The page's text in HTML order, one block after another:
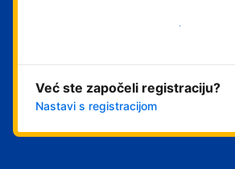
Započni odmah
Već ste započeli registraciju?
Nastavi s registracijom